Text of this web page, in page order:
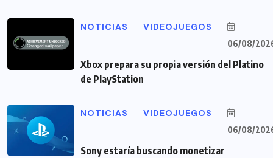
NOTICIAS VIDEOJUEGOS
06/08/
Xbox prepara su propia versión del Platino
de PlayStation
NOTICIAS VIDEOJUEGOS
06/08/
Sony estaría buscando monetizar